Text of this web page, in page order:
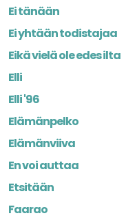
Ei tänään
Ei yhtään todistajaa
Eikä vielä ole edes ilta
Elli
Elli '96
Elämänpelko
Elämänviiva
En voi auttaa
Etsitään
Faarao